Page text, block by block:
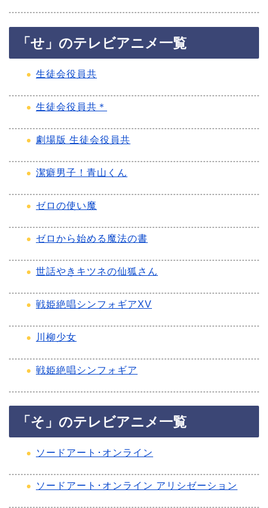
「せ」のテレビアニメ一覧
生徒会役員共
生徒会役員共＊
劇場版 生徒会役員共
潔癖男子！青山くん
ゼロの使い魔
ゼロから始める魔法の書
世話やきキツネの仙狐さん
戦姫絶唱シンフォギアXV
川柳少女
戦姫絶唱シンフォギア
「そ」のテレビアニメ一覧
ソードアート･オンライン
ソードアート･オンライン アリシゼーション